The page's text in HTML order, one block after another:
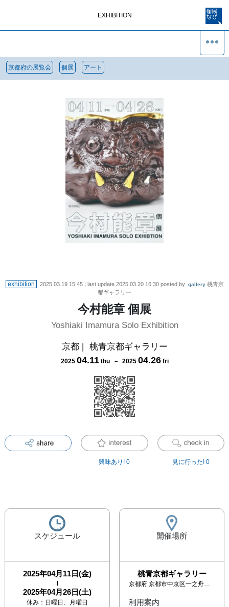
EXHIBITION
京都府の展覧会 個展 アート
exhibition 2025.03.19 15:45| last update 2025.03.20 16:30posted by gallery 桃青京
都ギャラリー
今村能章 個展
Yoshiaki Imamura Solo Exhibition
京都| 桃青京都ギャラリー
2025 04.11 thu－ 2025 04.26 fri
興味あり! 0 見に行った! 0
スケジュール
2025年04月11日(金)
|
2025年04月26日(土)
休み： 日曜日、月曜日
開催場所
桃青京都ギャラリー
京都府 京都市中京区一之舟入町375 SSSビル1階
利用案内